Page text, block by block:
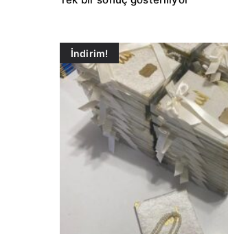
İndirim!